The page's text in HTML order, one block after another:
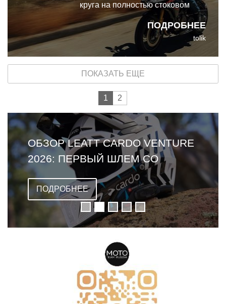
ПОДРОБНЕЕ
круга на полностью стоковом
мотоцикле, я пришёл к
однозначному выводу: Aprilia
Tuono 660 Factory — это
настоящий чит-код в категории
среднекубатурных нейкедов и
спортивной езды в целом.
tolik
ПОКАЗАТЬ ЕЩЕ
1 2
ОБЗОР LEATT CARDO VENTURE
2026: ПЕРВЫЙ ШЛЕМ СО
ВСТРОЕННОЙ ГАРНИТУРОЙ
ПОДРОБНЕЕ